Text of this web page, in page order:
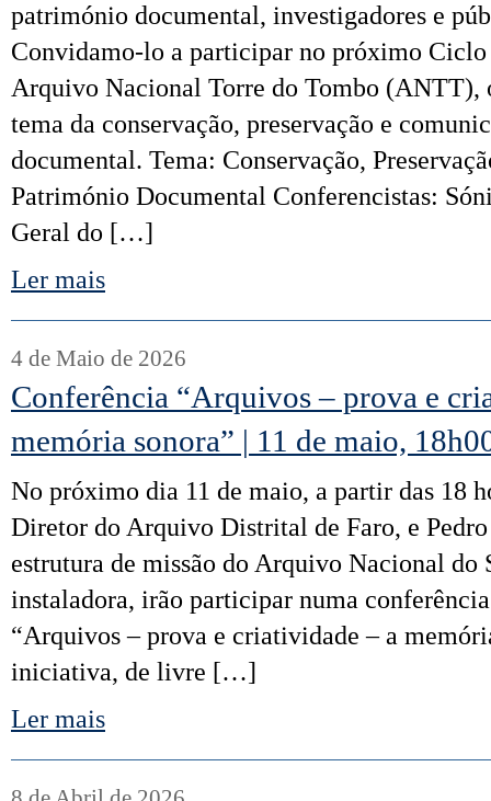
património documental, investigadores e
Convidamo-lo a participar no próximo Ciclo
Arquivo Nacional Torre do Tombo (ANTT),
tema da conservação, preservação e
documental. Tema: Conservação,
Património Documental Conferencistas:
Geral do […]
Ler mais
4 de Maio de 2026
Conferência “Arquivos – prova e
memória sonora” | 11 de maio,
No próximo dia 11 de maio, a partir das 18
Diretor do Arquivo Distrital de Faro, e
estrutura de missão do Arquivo Nacional do
instaladora, irão participar numa
“Arquivos – prova e criatividade – a
iniciativa, de livre […]
Ler mais